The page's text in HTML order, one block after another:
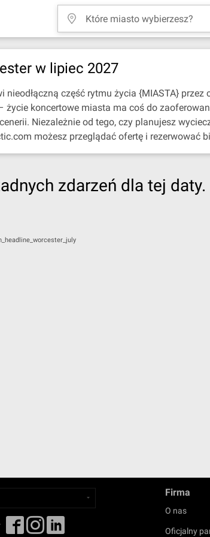
w lipiec 2027
część rytmu życia {MIASTA}
życie koncertowe miasta ma coś do
Niezależnie od tego, czy planujesz
możesz przeglądać ofertę i rezerwować
zdarzeń dla tej daty.
Firma
O nas
Oficjalny